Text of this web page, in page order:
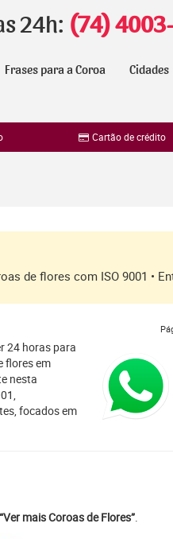
24h: (74)
Frases para a Coroa Cidades
Cartão de crédito
de flores com ISO 9001 •
24 horas para
flores em
nesta
focados em
“Ver mais Coroas de Flores”.